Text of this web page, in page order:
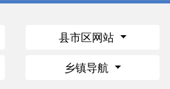
县市区网站
乡镇导航